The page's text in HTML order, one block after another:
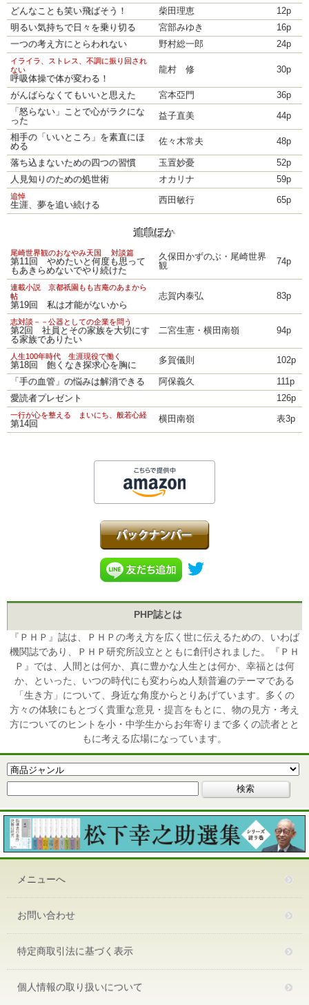
どんなことも笑い飛ばそう！ 柴田理恵
12p
明るい気持ちで日々を乗り切る
宮部みゆき
16p
一つの考え方にとらわれない
野村総一郎 24p
イライラ、ストレス、不調に振り回され
ない
呼吸体操で体が変わる！
龍村 修 30p
がんばらなくてもいいと思えた 宮本亞門
36p
「怒らない」ことで心がラクにな
った
益子直美 44p
相手の「いいところ」を素直にほ
める
佐々木常夫 48p
落ち込まないための四つの習慣 玉置妙憂
52p
人見知りのための処世術
オカリナ 59p
追悼
生涯、夢を追い続ける 西田敏行 65p
連載ほか
尾崎世界観のおなやみ天国 対談篇
第11回 やめたいと何度も思って
もあきらめないでやり続けた
久保田かずのぶ・尾崎世界
観
74p
連載小説 京都祇園もも吉庵のあまから
帖
第19回 私は才能がないから
志賀内泰弘 83p
志対談－－公器としての企業を問う
第2回 社員とその家族を大切にす
る家族でありたい
二宮生憲・横田南嶺 94p
人生100年時代 生涯現役で働く
第18回 飽くなき探求心を胸に 多賀儀則 102p
「手の血管」の悩みは解消できる 阿保義久
111p
愛読者プレゼント
126p
一行が心を整える まいにち、般若心経
第14回 横田南嶺 表3p
PHP誌とは
『ＰＨＰ』誌は、ＰＨＰの考え方を広く世に伝えるための、いわば
機関誌であり、ＰＨＰ研究所設立とともに創刊されました。『ＰＨ
Ｐ』では、人間とは何か、真に豊かな人生とは何か、幸福とは何
か、といった、いつの時代にも変わらぬ人類普遍のテーマである
「生き方」について、身近な角度からとりあげています。多くの
方々の体験にもとづく貴重な意見・提言をもとに、物の見方・考え
方についてのヒントを小・中学生からお年寄りまで多くの読者とと
もに考える広場になっています。
メニューへ
お問い合わせ
特定商取引法に基づく表示
個人情報の取り扱いについて